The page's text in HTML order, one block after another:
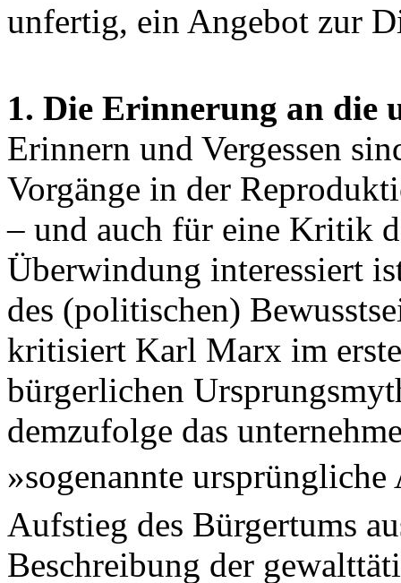
unfertig, ein Angebot zur
1. Die Erinnerung an die
Erinnern und Vergessen
Vorgänge in der
– und auch für eine Kritik
Überwindung interessiert
des (politischen)
kritisiert Karl Marx im
bürgerlichen
demzufolge das
»sogenannte
Aufstieg des Bürgertums
Beschreibung der